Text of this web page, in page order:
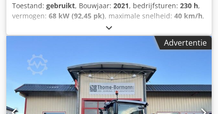
Toestand: gebruikt, Bouwjaar: 2021, bedrijfsturen: 230 h,
vermogen: 68 kW (92,45 pk), maximale snelheid: 40 km/h,
380/70 R24 | 0%
R34 | 0%, bandenmaten:480/70 R34, Banden (voor):
380/70 R24, banden (achter): 480/70 R34, draaiuren: 230,
eerste registratie: 15-12-2023. Machine met eerste
registratie: 12-2023. Draaiuren: ca. 230.
Standaarduitvoering/technische gegevens: Motor,
nominaal vermogen (ISO): 68/92 kW/pk, maximaal
vermogen: 70/95 kW/pk bij 2000 tpm, maximaal koppel:
355 Nm bij 1600 tpm. Fabrikant/type: Agco Power / AP 33
Advertentie